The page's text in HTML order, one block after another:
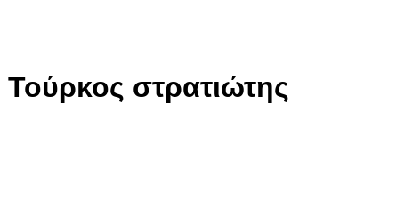
Τούρκος στρατιώτης